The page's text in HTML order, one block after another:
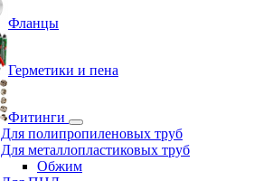
Фланцы
Герметики и пена
Фитинги
Для полипропиленовых труб
Для металлопластиковых труб
Обжим